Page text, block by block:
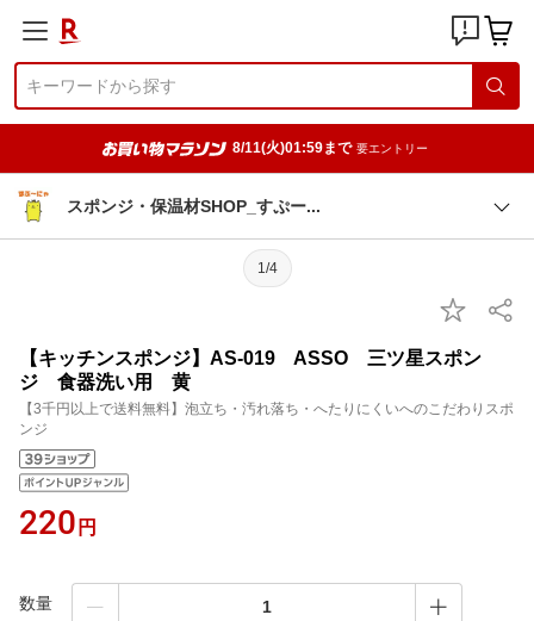
8/11(火)01:59まで 要エントリー
スポンジ・保温材SHOP_すぷー
1/4
【キッチンスポンジ】AS-019 ASSO 三ツ星スポン
ジ 食器洗い用 黄
【3千円以上で送料無料】泡立ち・汚れ落ち・へたりにくいへのこだわりスポ
ンジ
220 円
数量